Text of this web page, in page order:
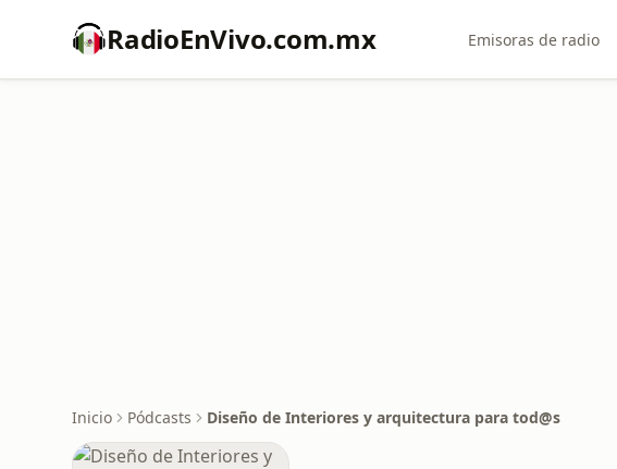
RadioEnVivo.com.mx Emisoras de radio
Inicio Pódcasts Diseño de Interiores y arquitectura para tod@s